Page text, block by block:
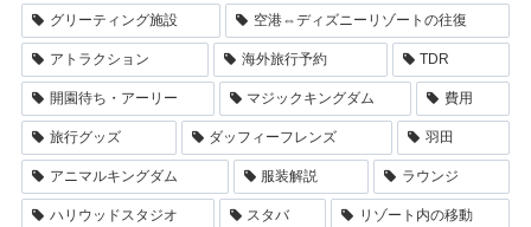
グリーティング施設 空港⇔ディズニーリゾートの往復
アトラクション 海外旅行予約 TDR
開園待ち・アーリー マジックキングダム 費用
旅行グッズ ダッフィーフレンズ 羽田
アニマルキングダム 服装解説 ラウンジ
ハリウッドスタジオ スタバ リゾート内の移動